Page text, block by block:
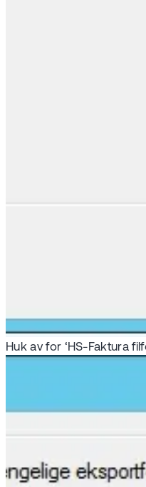
Huk av for ‘HS-Faktura